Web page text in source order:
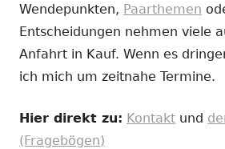
Wendepunkten, Paarthemen
Entscheidungen nehmen viele
Anfahrt in Kauf. Wenn es
ich mich um zeitnahe Termine.
Hier direkt zu: Kontakt und
(Fragebögen)